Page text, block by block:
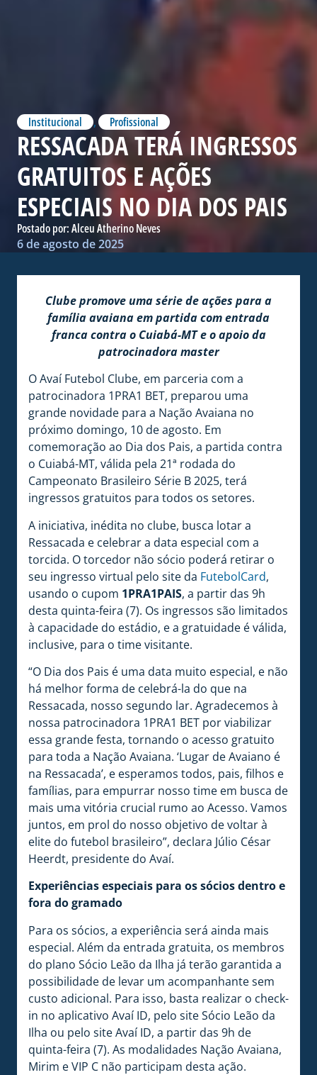
Institucional , Profissional
RESSACADA TERÁ INGRESSOS
GRATUITOS E AÇÕES
ESPECIAIS NO DIA DOS PAIS
Postado por:Alceu Atherino Neves
6 de agosto de 2025
Clube promove uma série de ações para a
família avaiana em partida com entrada
franca contra o Cuiabá-MT e o apoio da
patrocinadora master
O Avaí Futebol Clube, em parceria com a
patrocinadora 1PRA1 BET, preparou uma
grande novidade para a Nação Avaiana no
próximo domingo, 10 de agosto. Em
comemoração ao Dia dos Pais, a partida contra
o Cuiabá-MT, válida pela 21ª rodada do
Campeonato Brasileiro Série B 2025, terá
ingressos gratuitos para todos os setores.
A iniciativa, inédita no clube, busca lotar a
Ressacada e celebrar a data especial com a
torcida. O torcedor não sócio poderá retirar o
seu ingresso virtual pelo site da FutebolCard,
usando o cupom 1PRA1PAIS, a partir das 9h
desta quinta-feira (7). Os ingressos são limitados
à capacidade do estádio, e a gratuidade é válida,
inclusive, para o time visitante.
“O Dia dos Pais é uma data muito especial, e não
há melhor forma de celebrá-la do que na
Ressacada, nosso segundo lar. Agradecemos à
nossa patrocinadora 1PRA1 BET por viabilizar
essa grande festa, tornando o acesso gratuito
para toda a Nação Avaiana. ‘Lugar de Avaiano é
na Ressacada’, e esperamos todos, pais, filhos e
famílias, para empurrar nosso time em busca de
mais uma vitória crucial rumo ao Acesso. Vamos
juntos, em prol do nosso objetivo de voltar à
elite do futebol brasileiro”, declara Júlio César
Heerdt, presidente do Avaí.
Experiências especiais para os sócios dentro e
fora do gramado
Para os sócios, a experiência será ainda mais
especial. Além da entrada gratuita, os membros
do plano Sócio Leão da Ilha já terão garantida a
possibilidade de levar um acompanhante sem
custo adicional. Para isso, basta realizar o check-
in no aplicativo Avaí ID, pelo site Sócio Leão da
Ilha ou pelo site Avaí ID, a partir das 9h de
quinta-feira (7). As modalidades Nação Avaiana,
Mirim e VIP C não participam desta ação.